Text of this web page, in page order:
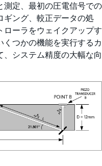
測定、最初の圧電信号での
ギング、較正データの処
ーラをウェイクアップす
つかの機能を実行するカ
システム精度の大幅な向